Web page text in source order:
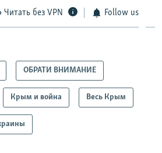
Читать без VPN Follow us
ОБРАТИ ВНИМАНИЕ
Крым и война Весь Крым